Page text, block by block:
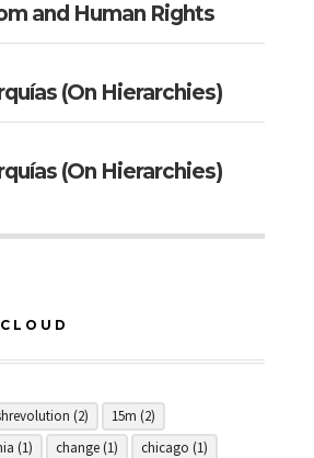
and Human Rights
(On Hierarchies)
(On Hierarchies)
(2) 15m (2)
(1) change(1) chicago (1)